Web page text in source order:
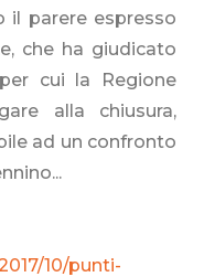
il parere espresso
che ha giudicato
cui la Regione
alla chiusura,
ad un confronto
10/punti-